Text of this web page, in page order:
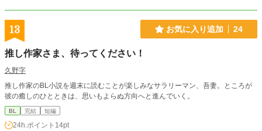
13 お気に入り追加 24
推し作家さま、待ってください！
久野字
推し作家のBL小説を週末に読むことが楽しみなサラリーマン、吾妻。ところが
彼の癒しのひとときは、思いもよらぬ方向へと進んでいく。
BL 完結 短編
24h.ポイント 14pt